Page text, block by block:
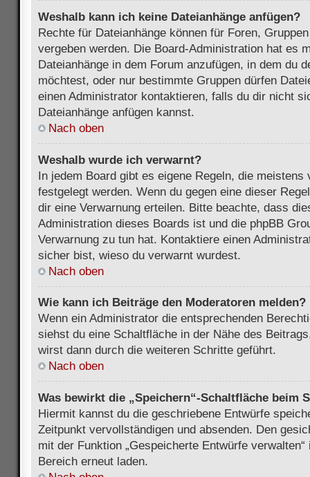
Weshalb kann ich keine Dateianhänge anfügen?
Rechte für Dateianhänge können für Foren,
vergeben werden. Die Board-Administration hat es
Dateianhänge in dem Forum anzufügen, in dem du
möchtest, oder nur bestimmte Gruppen dürfen
einen Administrator kontaktieren, falls du dir nicht
Dateianhänge anfügen kannst.
Nach oben
Weshalb wurde ich verwarnt?
In jedem Board gibt es eigene Regeln, die meistens
festgelegt werden. Wenn du gegen eine dieser
dir eine Verwarnung erteilen. Bitte beachte, dass
Administration dieses Boards ist und die phpBB
Verwarnung zu tun hat. Kontaktiere einen
sicher bist, wieso du verwarnt wurdest.
Nach oben
Wie kann ich Beiträge den Moderatoren melden?
Wenn ein Administrator die entsprechenden
siehst du eine Schaltfläche in der Nähe des
wirst dann durch die weiteren Schritte geführt.
Nach oben
Was bewirkt die „Speichern“-Schaltfläche beim
Hiermit kannst du die geschriebene Entwürfe
Zeitpunkt vervollständigen und absenden. Den
mit der Funktion „Gespeicherte Entwürfe
Bereich erneut laden.